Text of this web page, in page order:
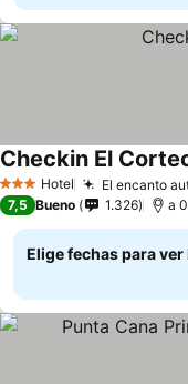
3 Estrellas
Hotel El encanto
Checkin El
7,5 Bueno 1.326 a
Elige fechas para